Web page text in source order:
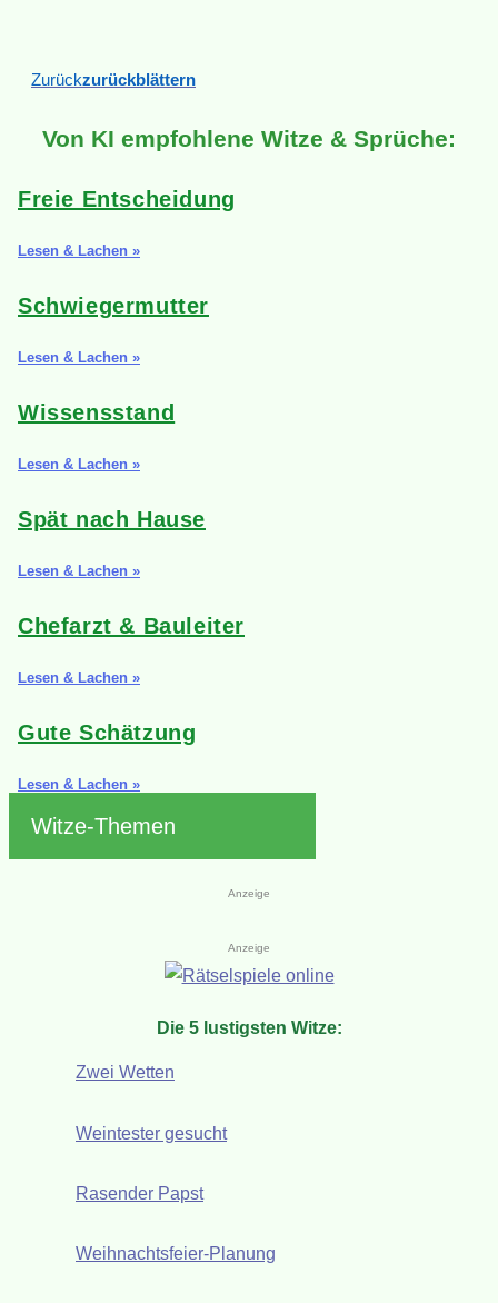
ZurückZurückblättern
Von KI empfohlene Witze & Sprüche:
Freie Entscheidung
Lesen & Lachen »
Schwiegermutter
Lesen & Lachen »
Wissensstand
Lesen & Lachen »
Spät nach Hause
Lesen & Lachen »
Chefarzt & Bauleiter
Lesen & Lachen »
Gute Schätzung
Lesen & Lachen »
Witze-Themen
Anzeige
Anzeige
Die 5 lustigsten Witze:
Zwei Wetten
Weintester gesucht
Rasender Papst
Weihnachtsfeier-Planung